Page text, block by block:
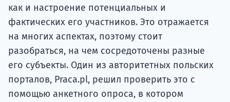
как и настроение потенциальных и
фактических его участников. Это отражается
на многих аспектах, поэтому стоит
разобраться, на чем сосредоточены разные
его субъекты. Один из авторитетных польских
порталов, Praca.pl, решил проверить это с
помощью анкетного опроса, в котором